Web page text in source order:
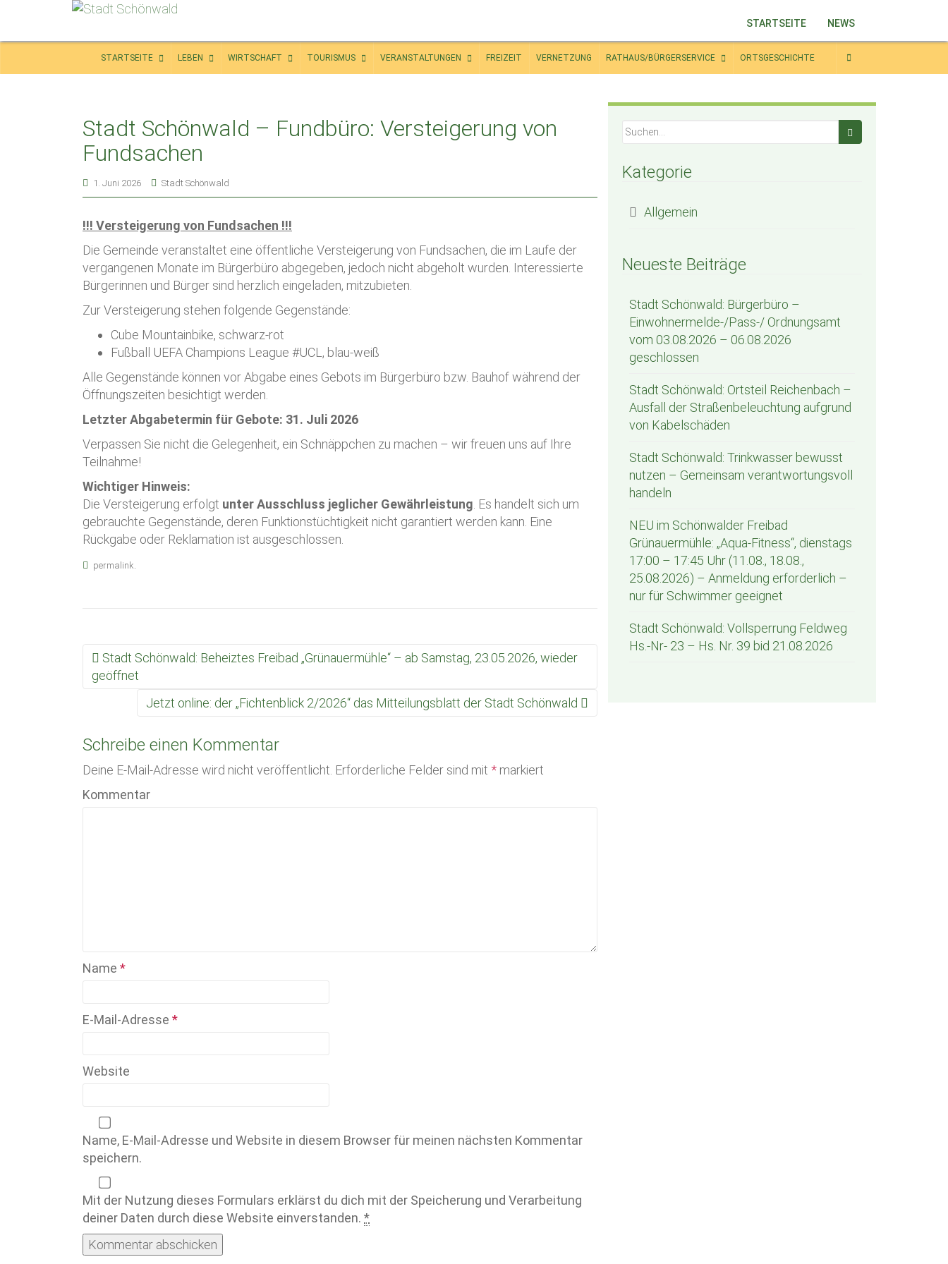
STARTSEITE NEWS
STARTSEITE LEBEN WIRTSCHAFT TOURISMUS VERANSTALTUNGEN FREIZEIT VERNETZUNG RATHAUS/BÜRGERSERVICE ORTSGESCHICHTE
Stadt Schönwald – Fundbüro: Versteigerung von
Fundsachen
1. Juni 2026 Stadt Schönwald
!!! Versteigerung von Fundsachen !!!
Die Gemeinde veranstaltet eine öffentliche Versteigerung von Fundsachen, die im Laufe der
vergangenen Monate im Bürgerbüro abgegeben, jedoch nicht abgeholt wurden. Interessierte
Bürgerinnen und Bürger sind herzlich eingeladen, mitzubieten.
Zur Versteigerung stehen folgende Gegenstände:
Cube Mountainbike, schwarz-rot
Fußball UEFA Champions League #UCL, blau-weiß
Alle Gegenstände können vor Abgabe eines Gebots im Bürgerbüro bzw. Bauhof während der
Öffnungszeiten besichtigt werden.
Letzter Abgabetermin für Gebote: 31. Juli 2026
Verpassen Sie nicht die Gelegenheit, ein Schnäppchen zu machen – wir freuen uns auf Ihre
Teilnahme!
Wichtiger Hinweis:
Die Versteigerung erfolgt unter Ausschluss jeglicher Gewährleistung . Es handelt sich um
gebrauchte Gegenstände, deren Funktionstüchtigkeit nicht garantiert werden kann. Eine
Rückgabe oder Reklamation ist ausgeschlossen.
permalink
Beitrags Navigation
Stadt Schönwald: Beheiztes Freibad „Grünauermühle“ – ab Samstag, 23.05.2026, wieder
geöffnet
Jetzt online: der „Fichtenblick 2/2026“ das Mitteilungsblatt der Stadt Schönwald
Schreibe einen Kommentar
Deine E-Mail-Adresse wird nicht veröffentlicht. Erforderliche Felder sind mit * markiert
Kommentar
Name *
E-Mail-Adresse *
Website
Name, E-Mail-Adresse und Website in diesem Browser für meinen nächsten Kommentar
speichern.
Mit der Nutzung dieses Formulars erklärst du dich mit der Speicherung und Verarbeitung
deiner Daten durch diese Website einverstanden. *
Kategorie
Allgemein
Neueste Beiträge
Stadt Schönwald: Bürgerbüro –
Einwohnermelde-/Pass-/ Ordnungsamt
vom 03.08.2026 – 06.08.2026
geschlossen
Stadt Schönwald: Ortsteil Reichenbach –
Ausfall der Straßenbeleuchtung aufgrund
von Kabelschäden
Stadt Schönwald: Trinkwasser bewusst
nutzen – Gemeinsam verantwortungsvoll
handeln
NEU im Schönwalder Freibad
Grünauermühle: „Aqua-Fitness“, dienstags
17:00 – 17:45 Uhr (11.08., 18.08.,
25.08.2026) – Anmeldung erforderlich –
nur für Schwimmer geeignet
Stadt Schönwald: Vollsperrung Feldweg
Hs.-Nr- 23 – Hs. Nr. 39 bid 21.08.2026